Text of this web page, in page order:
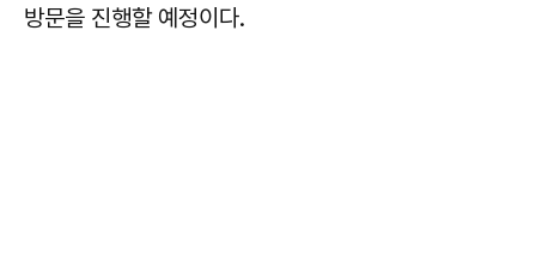
방문을 진행할 예정이다.